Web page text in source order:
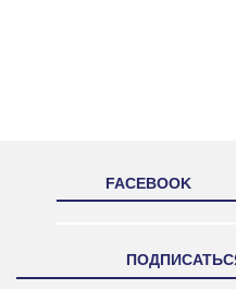
FACEBOOK